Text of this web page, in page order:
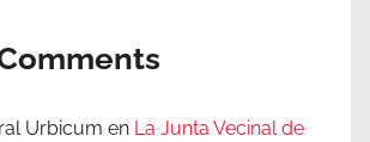
Urbicum en La Junta Vecinal de